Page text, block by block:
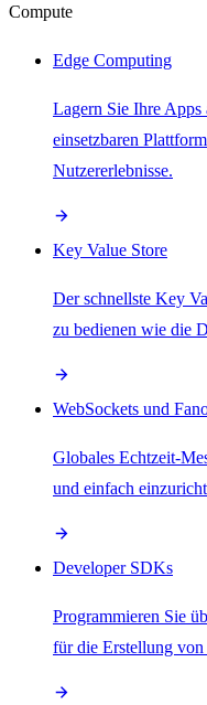
Compute
Edge Computing
Lagern Sie Ihre Apps
einsetzbaren
Nutzererlebnisse.
Key Value Store
Der schnellste Key
zu bedienen wie die
WebSockets und
Globales Echtzeit-
und einfach
Developer SDKs
Programmieren Sie
für die Erstellung